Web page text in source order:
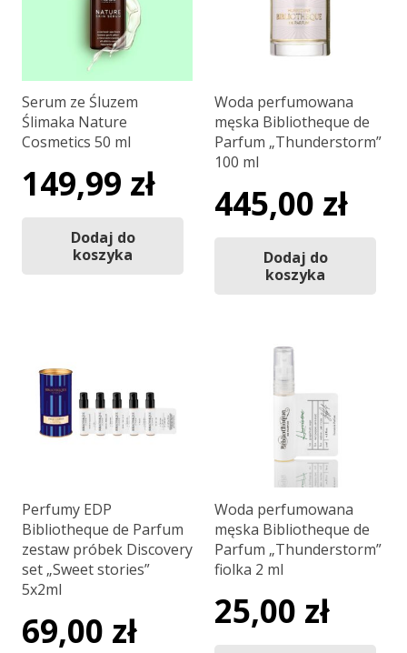
Serum ze Śluzem
Ślimaka Nature
Cosmetics 50 ml
149,99 zł
Dodaj do
koszyka
Woda perfumowana
męska Bibliotheque de
Parfum „Thunderstorm”
100 ml
445,00 zł
Dodaj do
koszyka
Perfumy EDP
Bibliotheque de Parfum
zestaw próbek Discovery
set „Sweet stories”
5x2ml
69,00 zł
Woda perfumowana
męska Bibliotheque de
Parfum „Thunderstorm”
fiolka 2 ml
25,00 zł